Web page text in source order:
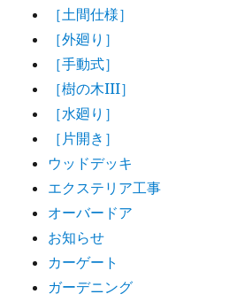
［土間仕様］
［外廻り］
［手動式］
［樹の木III］
［水廻り］
［片開き］
ウッドデッキ
エクステリア工事
オーバードア
お知らせ
カーゲート
ガーデニング